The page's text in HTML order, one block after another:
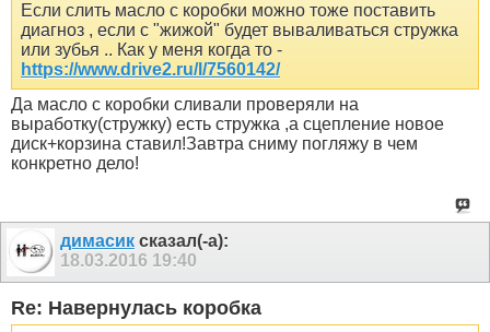
Если слить масло с коробки можно тоже поставить
диагноз , если с "жижой" будет вываливаться стружка
или зубья .. Как у меня когда то -
https://www.drive2.ru/l/7560142/
Да масло с коробки сливали проверяли на
выработку(стружку) есть стружка ,а сцепление новое
диск+корзина ставил!Завтра сниму погляжу в чем
конкретно дело!
димасик сказал(-а):
18.03.2016 19:40
Re: Навернулась коробка